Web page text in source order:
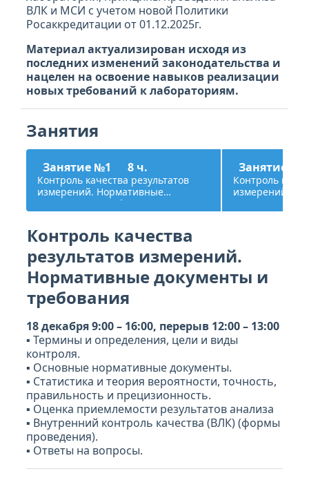
ВЛК и МСИ с учетом новой Политики
Росаккредитации от 01.12.2025г.
Материал актуализирован исходя из
последних изменений законодательства и
нацелен на освоение навыков реализации
новых требований к лабораториям.
Занятия
Занятие №1 8 ч.
Контроль качества результатов
измерений. Нормативные
документы и требования
Занятие
Контроль
измерений.
и анализ ВЛК
Контроль качества
результатов измерений.
Нормативные документы и
требования
18 декабря 9:00 – 16:00, перерыв 12:00 – 13:00
▪ Термины и определения, цели и виды
контроля.
▪ Основные нормативные документы.
▪ Статистика и теория вероятности, точность,
правильность и прецизионность.
▪ Оценка приемлемости результатов анализа
▪ Внутренний контроль качества (ВЛК) (формы
проведения).
▪ Ответы на вопросы.